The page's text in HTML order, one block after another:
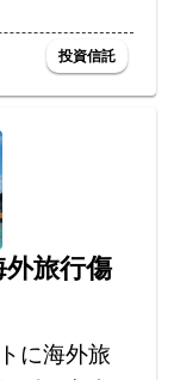
投資信託
旅行傷
に海外旅